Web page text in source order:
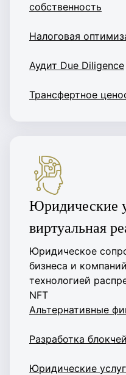
собственность
Налоговая
Аудит Due Diligence
Трансфертное
Юридические
виртуальная
Юридическое
бизнеса и
технологией
NFT
Альтернативные
Разработка
Юридические